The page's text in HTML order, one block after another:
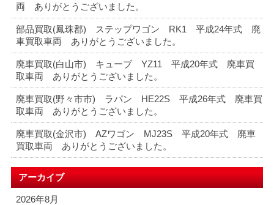
両 ありがとうございました。
部品買取(鳳珠郡) ステップワゴン RK1 平成24年式 廃
車買取車両 ありがとうございました。
廃車買取(白山市) キューブ YZ11 平成20年式 廃車買
取車両 ありがとうございました。
廃車買取(野々市市) ラパン HE22S 平成26年式 廃車買
取車両 ありがとうございました。
廃車買取(金沢市) AZワゴン MJ23S 平成20年式 廃車
買取車両 ありがとうございました。
アーカイブ
2026年8月